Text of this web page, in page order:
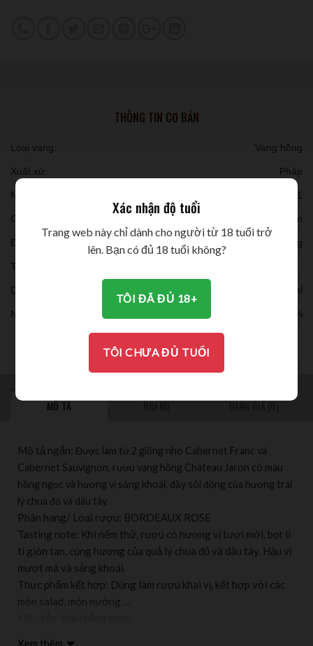
THÔNG TIN CƠ BẢN
Loại vang: Vang hồng
Xuất xứ: Pháp
Niên vụ: 2021
Giống nho: 50% Cabernet Franc - 50% Cabernet Sauvignon
Đóng chai: 6 chai/ thùng
Thời gian ủ:
Dung tích: 750ml
Nồng độ: 13%
THƯỞNG THỨC
MÔ TẢ BRAND ĐÁNH GIÁ (0)
Mô tả ngắn: Được làm từ 2 giống nho Cabernet Franc và
Cabernet Sauvignon, rượu vang hồng Château Jaron có màu
hồng ngọc và hương vị sảng khoái, đầy sôi động của hương trái
lý chua đỏ và dâu tây.
Phân hạng/ Loại rượu: BORDEAUX ROSE
Tasting note: Khi nếm thử, rượu có hương vị tươi mới, bọt li
ti giòn tan, cùng hương của quả lý chua đỏ và dâu tây. Hậu vị
mượt mà và sảng khoái.
Thực phẩm kết hợp: Dùng làm rượu khai vị, kết hợp với các
món salad, món nướng …
Xem thêm
Xác nhận độ tuổi
Trang web này chỉ dành cho người từ 18 tuổi trở
lên. Bạn có đủ 18 tuổi không?
TÔI ĐÃ ĐỦ 18+
TÔI CHƯA ĐỦ TUỔI